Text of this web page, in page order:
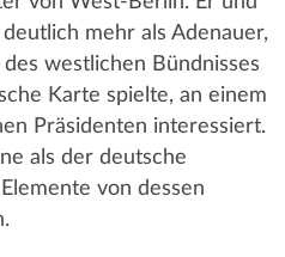
mehr als Adenauer,
westlichen Bündnisses
Karte spielte, an einem
Präsidenten interessiert.
als der deutsche
von dessen